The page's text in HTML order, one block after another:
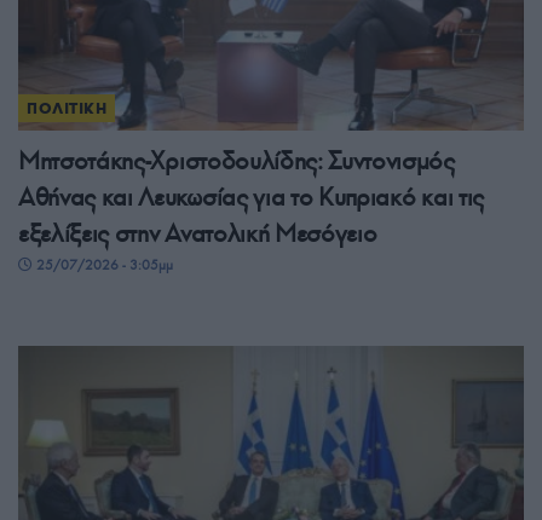
ΠΟΛΙΤΙΚΗ
Μητσοτάκης-Χριστοδουλίδης: Συντονισμός
Αθήνας και Λευκωσίας για το Κυπριακό και τις
εξελίξεις στην Ανατολική Μεσόγειο
25/07/2026 - 3:05μμ